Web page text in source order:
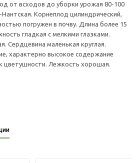
от всходов до уборки урожая 80-100
Корнеплод цилиндрический,
погружен в почву. Длина более 15
гладкая с мелкими глазками.
Сердцевина маленькая круглая.
характерно высокое содержание
цветушности. Лежкость хорошая.